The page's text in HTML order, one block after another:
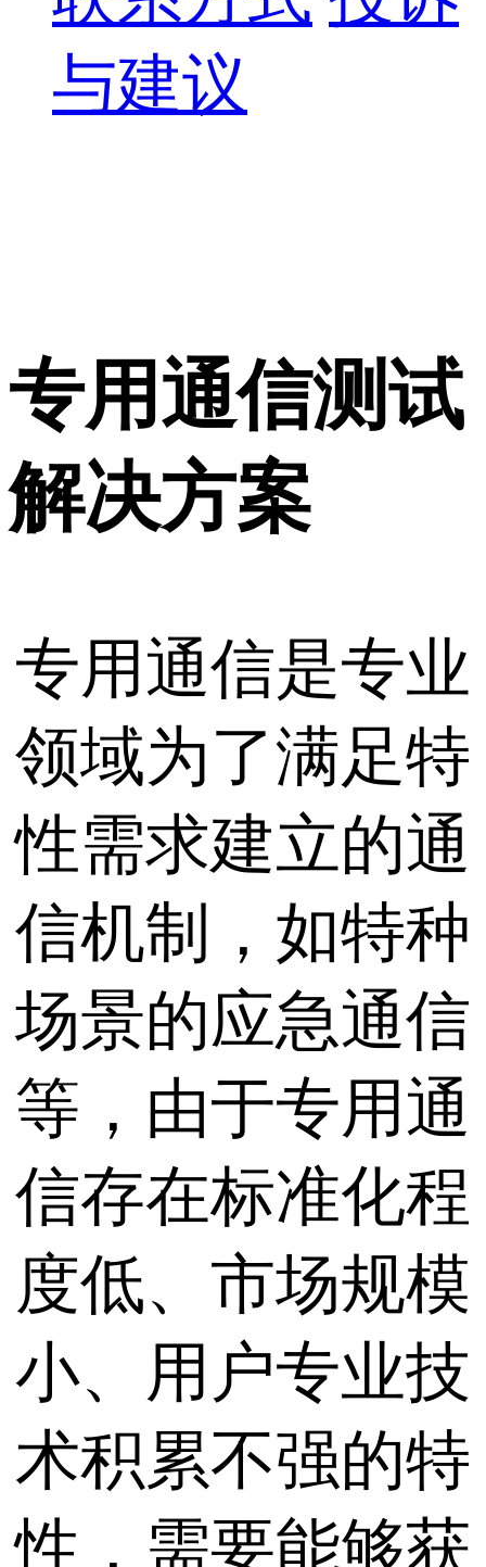
与建议
专用通信测试
解决方案
专用通信是专业
领域为了满足特
性需求建立的通
信机制，如特种
场景的应急通信
等，由于专用通
信存在标准化程
度低、市场规模
小、用户专业技
术积累不强的特
性，需要能够获